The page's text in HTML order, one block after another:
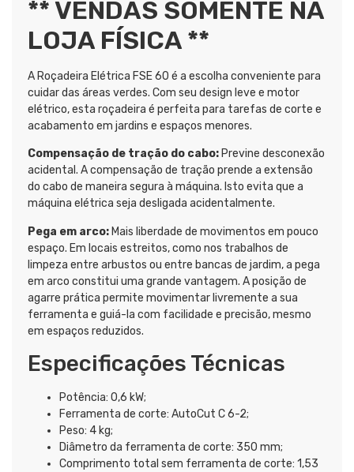
** VENDAS SOMENTE NA
LOJA FÍSICA **
A Roçadeira Elétrica FSE 60 é a escolha conveniente para
cuidar das áreas verdes. Com seu design leve e motor
elétrico, esta roçadeira é perfeita para tarefas de corte e
acabamento em jardins e espaços menores.
Compensação de tração do cabo: Previne desconexão
acidental. A compensação de tração prende a extensão
do cabo de maneira segura à máquina. Isto evita que a
máquina elétrica seja desligada acidentalmente.
Pega em arco: Mais liberdade de movimentos em pouco
espaço. Em locais estreitos, como nos trabalhos de
limpeza entre arbustos ou entre bancas de jardim, a pega
em arco constitui uma grande vantagem. A posição de
agarre prática permite movimentar livremente a sua
ferramenta e guiá-la com facilidade e precisão, mesmo
em espaços reduzidos.
Especificações Técnicas
Potência: 0,6 kW;
Ferramenta de corte: AutoCut C 6-2;
Peso: 4 kg;
Diâmetro da ferramenta de corte: 350 mm;
Comprimento total sem ferramenta de corte: 1,53